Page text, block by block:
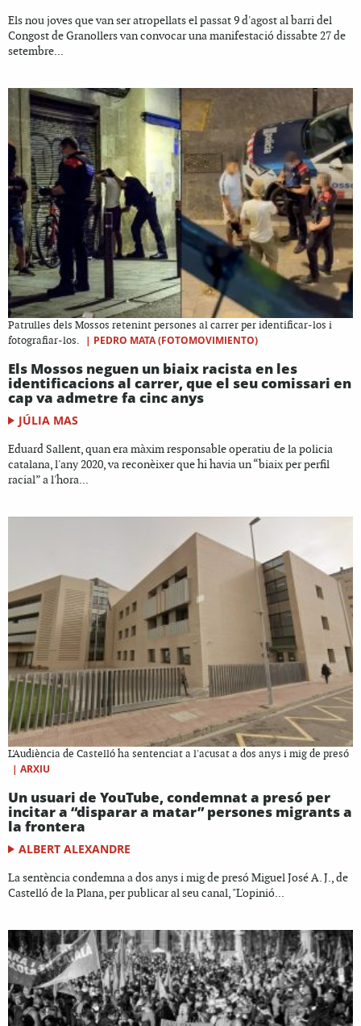
Els nou joves que van ser atropellats el passat 9 d'agost al barri del
Congost de Granollers van convocar una manifestació dissabte 27 de
setembre...
Patrulles dels Mossos retenint persones al carrer per identificar-los i
fotografiar-los.
| PEDRO MATA (FOTOMOVIMIENTO)
Els Mossos neguen un biaix racista en les
identificacions al carrer, que el seu comissari en
cap va admetre fa cinc anys
JÚLIA MAS
Eduard Sallent, quan era màxim responsable operatiu de la policia
catalana, l'any 2020, va reconèixer que hi havia un “biaix per perfil
racial” a l'hora...
L'Audiència de Castelló ha sentenciat a l'acusat a dos anys i mig de presó
| ARXIU
Un usuari de YouTube, condemnat a presó per
incitar a “disparar a matar” persones migrants a
la frontera
ALBERT ALEXANDRE
La sentència condemna a dos anys i mig de presó Miguel José A. J., de
Castelló de la Plana, per publicar al seu canal, "L'opinió...